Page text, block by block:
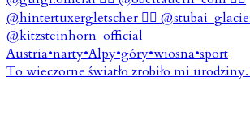
To wieczorne światło zrobiło mi